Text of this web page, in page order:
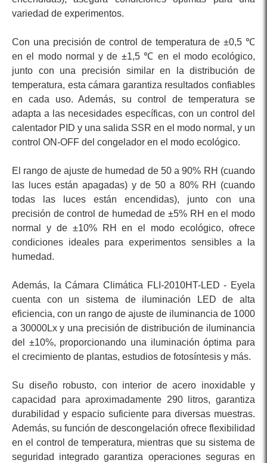
variedad de experimentos.
Con una precisión de control de temperatura de ±0,5 ℃
en el modo normal y de ±1,5 ℃ en el modo ecológico,
junto con una precisión similar en la distribución de
temperatura, esta cámara garantiza resultados confiables
en cada uso. Además, su control de temperatura se
adapta a las necesidades específicas, con un control del
calentador PID y una salida SSR en el modo normal, y un
control ON-OFF del congelador en el modo ecológico.
El rango de ajuste de humedad de 50 a 90% RH (cuando
las luces están apagadas) y de 50 a 80% RH (cuando
todas las luces están encendidas), junto con una
precisión de control de humedad de ±5% RH en el modo
normal y de ±10% RH en el modo ecológico, ofrece
condiciones ideales para experimentos sensibles a la
humedad.
Además, la Cámara Climática FLI-2010HT-LED - Eyela
cuenta con un sistema de iluminación LED de alta
eficiencia, con un rango de ajuste de iluminancia de 1000
a 30000Lx y una precisión de distribución de iluminancia
del ±10%, proporcionando una iluminación óptima para
el crecimiento de plantas, estudios de fotosíntesis y más.
Su diseño robusto, con interior de acero inoxidable y
capacidad para aproximadamente 290 litros, garantiza
durabilidad y espacio suficiente para diversas muestras.
Además, su función de descongelación ofrece flexibilidad
en el control de temperatura, mientras que su sistema de
seguridad integrado garantiza operaciones seguras en